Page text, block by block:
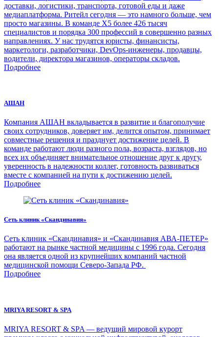
доставки, логистики, транспорта, готовой еды и даже
медиаплатформа. Ритейл сегодня — это намного больше, чем
просто магазины. В команде Х5 более 426 тысяч
специалистов и порядка 300 профессий в совершенно разных
направлениях. У нас трудятся юристы, финансисты,
маркетологи, разработчики, DevOps-инженеры, продавцы,
водители, директора магазинов, операторы складов.
Подробнее
АШАН
Компания АШАН вкладывается в развитие и благополучие
своих сотрудников, доверяет им, делится опытом, принимает
совместные решения и празднует достижение целей. В
команде работают люди разного пола, возраста, взглядов, но
всех их объединяет внимательное отношение друг к другу,
уверенность в надежности коллег, готовность развиваться
вместе с компанией на пути к достижению целей.
Подробнее
Сеть клиник «Скандинавия»
Сеть клиник «Скандинавия» и «Скандинавия АВА-ПЕТЕР»
работают на рынке частной медицины с 1996 года. Сегодня
она является одной из крупнейших компаний частной
медицинской помощи Северо-Запада РФ.
Подробнее
MRIYA RESORT & SPA
MRIYA RESORT & SPA — ведущий мировой курорт